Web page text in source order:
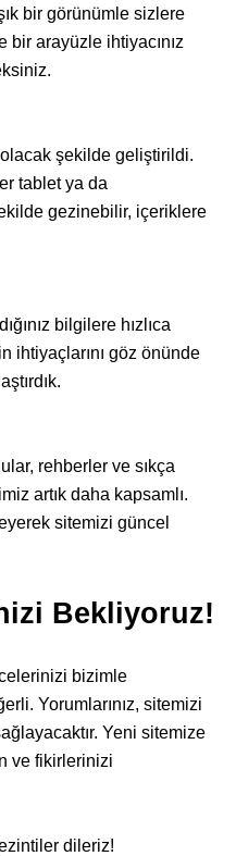
bir görünümle sizlere
bir arayüzle ihtiyacınız
şekilde geliştirildi.
tablet ya da
gezinebilir, içeriklere
bilgilere hızlıca
ihtiyaçlarını göz önünde
rehberler ve sıkça
artık daha kapsamlı.
sitemizi güncel
Bekliyoruz!
bizimle
Yorumlarınız, sitemizi
Yeni sitemize
ve fikirlerinizi
dileriz!